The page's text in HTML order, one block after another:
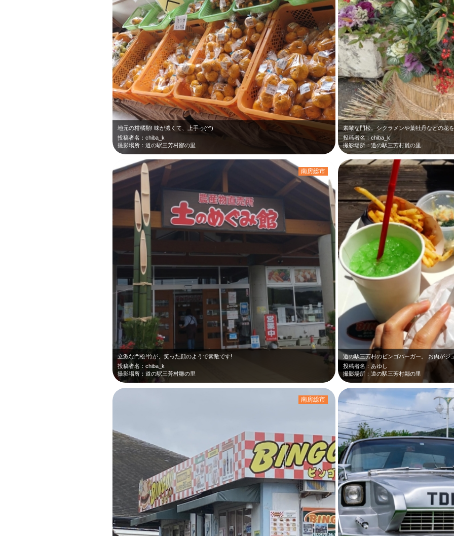
地元の柑橘類! 味が濃くて、上手っ(^^)
投稿者名：chiba_k
撮影場所：道の駅三芳村鄙の里
投稿者名：chiba_k
撮影場所：道の駅三芳村雛の里
立派な門松!竹が、笑った顔のようで素敵です!
投稿者名：chiba_k
撮影場所：道の駅三芳村雛の里
南房総市
投稿者名：あゆし
撮影場所：道の駅三芳村鄙の里
南房総市